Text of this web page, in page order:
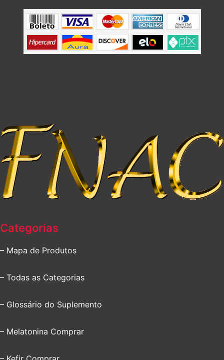
Categorias
– Mapa de Produtos
– Todas as Categorias
– Glossário do Suplemento
– Melatonina Comprar